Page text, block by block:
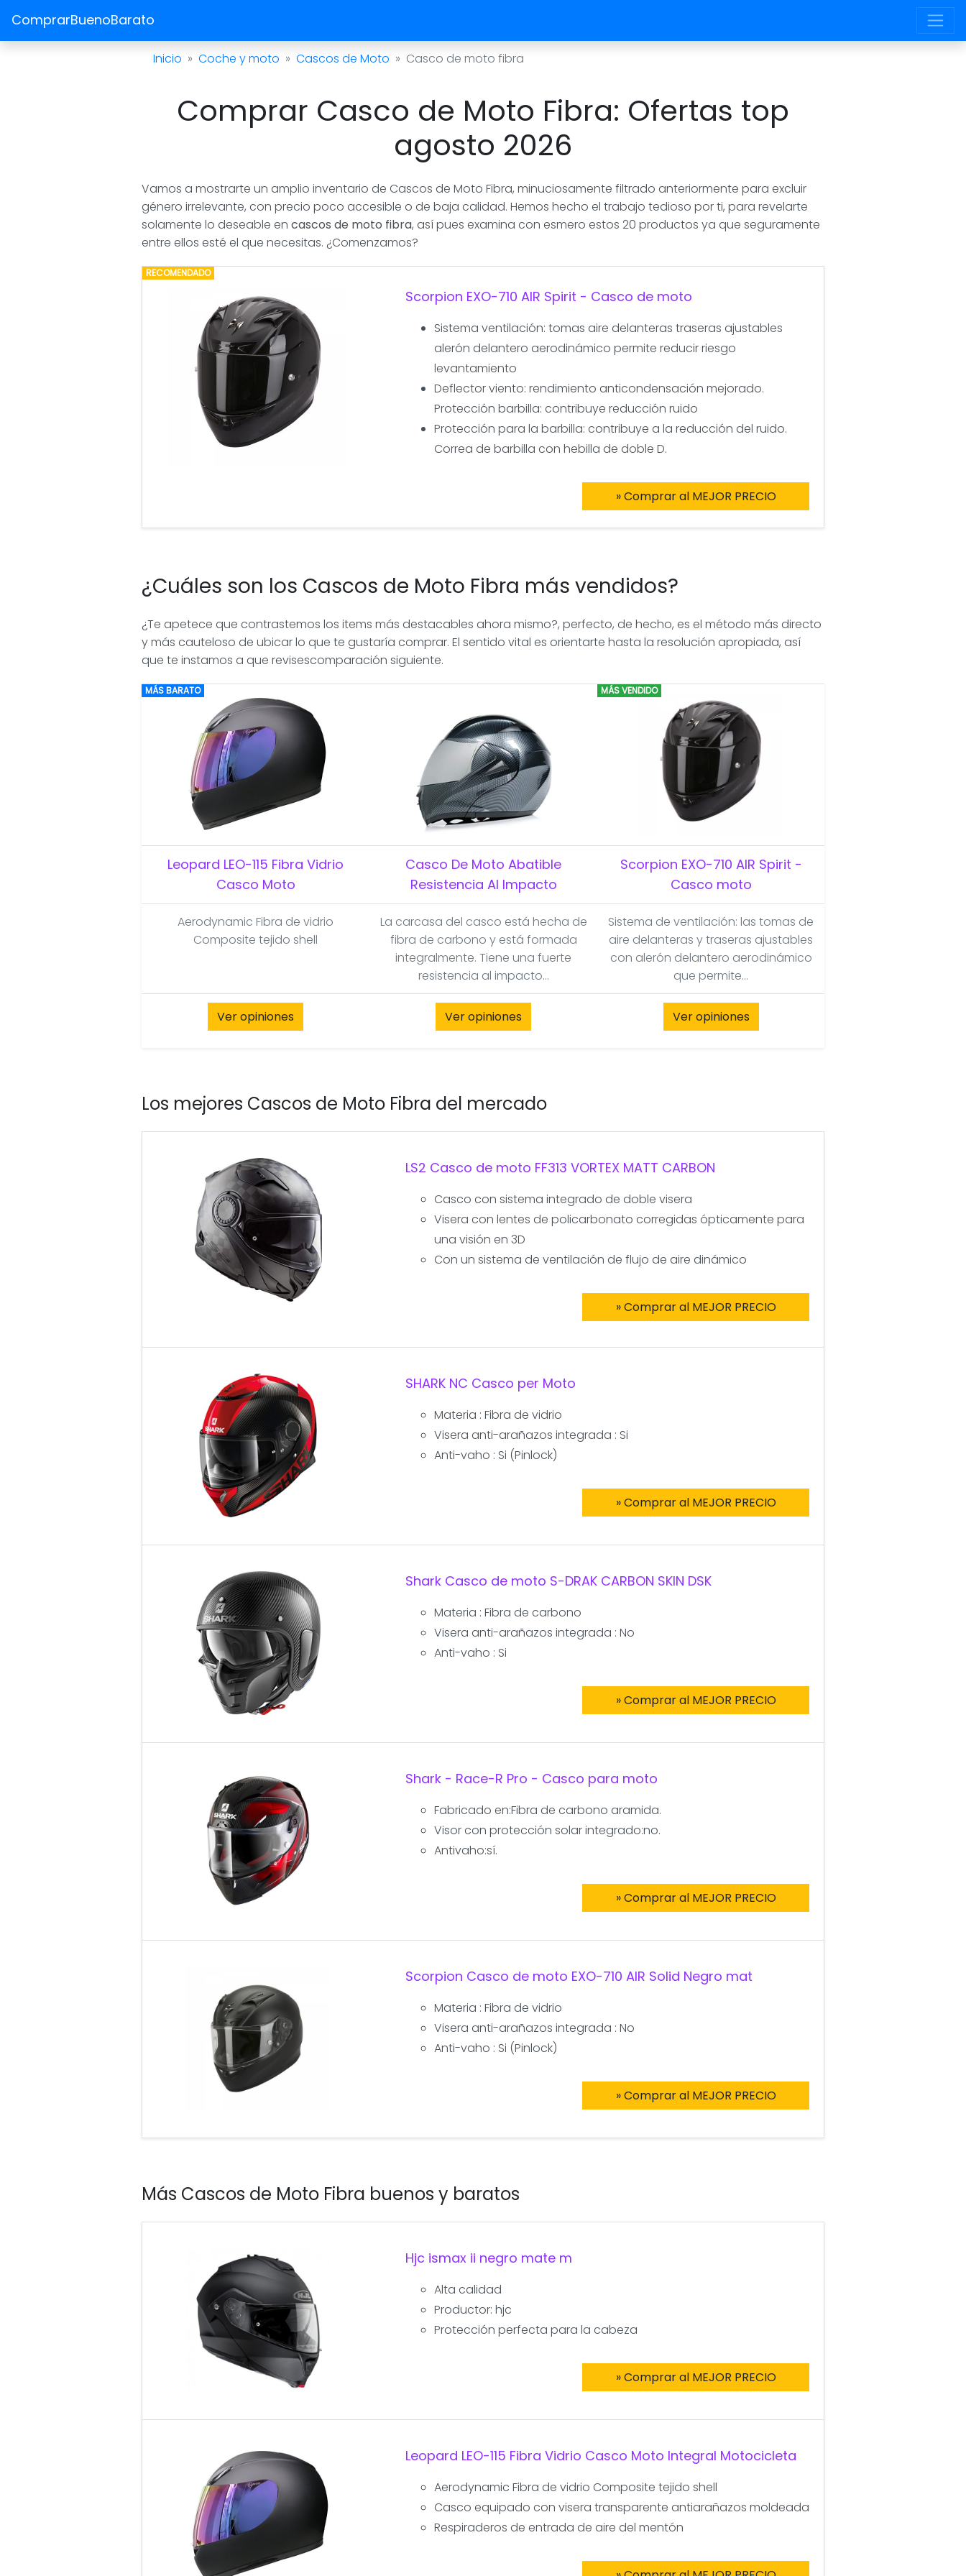
ComprarBuenoBarato
Inicio Coche y moto Cascos de Moto Casco de moto fibra
Comprar Casco de Moto Fibra: Ofertas top
agosto 2026
Vamos a mostrarte un amplio inventario de Cascos de Moto Fibra, minuciosamente filtrado anteriormente para excluir
género irrelevante, con precio poco accesible o de baja calidad. Hemos hecho el trabajo tedioso por ti, para revelarte
solamente lo deseable en cascos de moto fibra, así pues examina con esmero estos 20 productos ya que seguramente
entre ellos esté el que necesitas. ¿Comenzamos?
RECOMENDADO
Scorpion EXO-710 AIR Spirit - Casco de moto
Sistema ventilación: tomas aire delanteras traseras ajustables
alerón delantero aerodinámico permite reducir riesgo
levantamiento
Deflector viento: rendimiento anticondensación mejorado.
Protección barbilla: contribuye reducción ruido
Protección para la barbilla: contribuye a la reducción del ruido.
Correa de barbilla con hebilla de doble D.
» Comprar al MEJOR PRECIO
¿Cuáles son los Cascos de Moto Fibra más vendidos?
¿Te apetece que contrastemos los items más destacables ahora mismo?, perfecto, de hecho, es el método más directo
y más cauteloso de ubicar lo que te gustaría comprar. El sentido vital es orientarte hasta la resolución apropiada, así
que te instamos a que revisescomparación siguiente.
MÁS BARATO MÁS VENDIDO
Leopard LEO-115 Fibra Vidrio
Casco Moto
Casco De Moto Abatible
Resistencia Al Impacto
Scorpion EXO-710 AIR Spirit -
Casco moto
Aerodynamic Fibra de vidrio
Composite tejido shell
La carcasa del casco está hecha de
fibra de carbono y está formada
integralmente. Tiene una fuerte
resistencia al impacto...
Sistema de ventilación: las tomas de
aire delanteras y traseras ajustables
con alerón delantero aerodinámico
que permite...
Ver opiniones Ver opiniones Ver opiniones
Los mejores Cascos de Moto Fibra del mercado
LS2 Casco de moto FF313 VORTEX MATT CARBON
Casco con sistema integrado de doble visera
Visera con lentes de policarbonato corregidas ópticamente para
una visión en 3D
Con un sistema de ventilación de flujo de aire dinámico
» Comprar al MEJOR PRECIO
SHARK NC Casco per Moto
Materia : Fibra de vidrio
Visera anti-arañazos integrada : Si
Anti-vaho : Si (Pinlock)
» Comprar al MEJOR PRECIO
Shark Casco de moto S-DRAK CARBON SKIN DSK
Materia : Fibra de carbono
Visera anti-arañazos integrada : No
Anti-vaho : Si
» Comprar al MEJOR PRECIO
Shark - Race-R Pro - Casco para moto
Fabricado en:Fibra de carbono aramida.
Visor con protección solar integrado:no.
Antivaho:sí.
» Comprar al MEJOR PRECIO
Scorpion Casco de moto EXO-710 AIR Solid Negro mat
Materia : Fibra de vidrio
Visera anti-arañazos integrada : No
Anti-vaho : Si (Pinlock)
» Comprar al MEJOR PRECIO
Más Cascos de Moto Fibra buenos y baratos
Hjc ismax ii negro mate m
Alta calidad
Productor: hjc
Protección perfecta para la cabeza
» Comprar al MEJOR PRECIO
Leopard LEO-115 Fibra Vidrio Casco Moto Integral Motocicleta
Aerodynamic Fibra de vidrio Composite tejido shell
Casco equipado con visera transparente antiarañazos moldeada
Respiraderos de entrada de aire del mentón